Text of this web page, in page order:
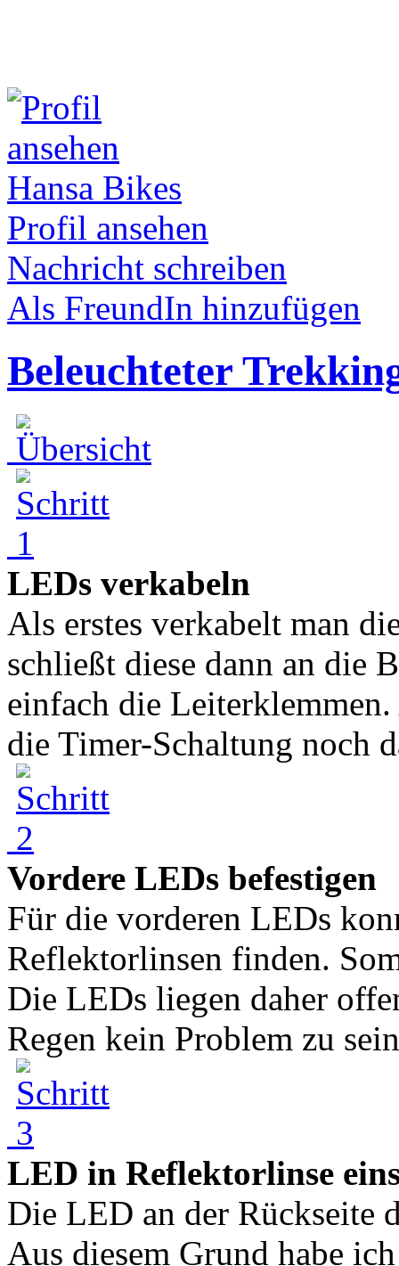
Hansa Bikes
Profil ansehen
Nachricht schreiben
Als FreundIn hinzufügen
Beleuchteter
LEDs verkabeln
Als erstes verkabelt man
schließt diese dann an die
einfach die
die Timer-Schaltung noch
Vordere LEDs befestigen
Für die vorderen LEDs
Reflektorlinsen finden.
Die LEDs liegen daher
Regen kein Problem zu
LED in Reflektorlinse
Die LED an der Rückseite
Aus diesem Grund habe